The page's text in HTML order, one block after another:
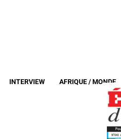
INTERVIEW AFRIQUE / MONDE